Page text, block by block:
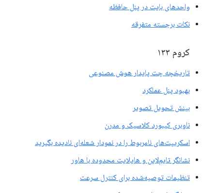
واحدهای بایت در پنل حافظه
نکات برجسته متفرقه
کروم ۱۳۳
تاریخچه چت پایدار هوش مصنوعی
بهبود پنل عملکرد
بینش تحویل تصویر
ناوبری کیبورد کلاسیک و مدرن
اسکریپت‌های نامربوط را در نمودار شعله‌ای نادیده بگیرید
نشانگر تایم‌لاین و هایلایت محدوده با هاور
تنظیمات توصیه‌شده برای کنترل سرعت